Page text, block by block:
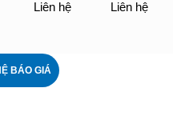
Liên hệ Liên hệ
BÁO GIÁ